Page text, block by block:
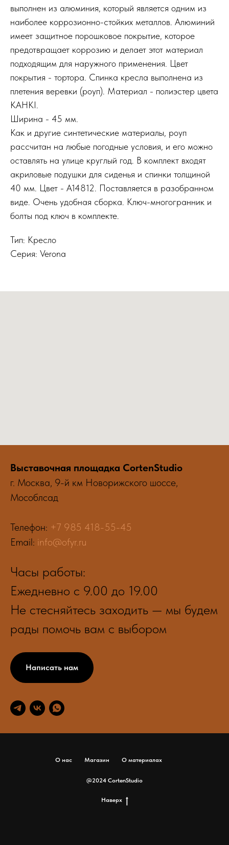
выполнен из алюминия, который является одним из
наиболее коррозионно-стойких металлов. Алюминий
имеет защитное порошковое покрытие, которое
предотвращает коррозию и делает этот материал
подходящим для наружного применения. Цвет
покрытия - тортора. Спинка кресла выполнена из
плетения веревки (роуп). Материал - полиэстер цвета
KAHKI.
Ширина - 45 мм.
Как и другие синтетические материалы, роуп
рассчитан на любые погодные условия, и его можно
оставлять на улице круглый год. В комплект входят
акриловые подушки для сиденья и спинки толщиной
40 мм. Цвет - А14812. Поставляется в разобранном
виде. Очень удобная сборка. Ключ-многогранник и
болты под ключ в комплекте.
Тип: Кресло
Серия: Verona
Выставочная площадка CortenStudio
г. Москва, 9-й км Новорижского шоссе,
Мособлсад
Телефон: +7 985 418-55-45
Email: info@ofyr.ru
Часы работы:
Ежедневно с 9.00 до 19.00
Не стесняйтесь заходить — мы будем
рады помочь вам с выбором
Написать нам
О нас Магазин О материалах
@2024 CortenStudio
Наверх